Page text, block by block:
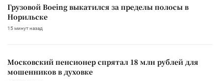
Грузовой Boeing выкатился за пределы полосы в
Норильске
15 минут назад
Московский пенсионер спрятал 18 млн рублей для
мошенников в духовке